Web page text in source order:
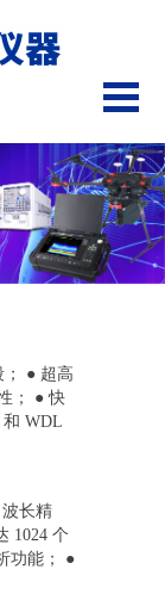
； ● 超高
； ● 快
WDL
试； ●
发功
持千兆
波长精
1024 个
功能； ●